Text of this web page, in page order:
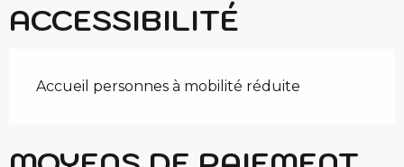
ACCESSIBILITÉ
Accueil personnes à mobilité réduite